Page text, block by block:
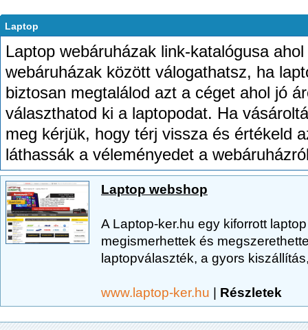
Laptop
Laptop webáruházak link-katalógusa
webáruházak között válogathatsz, ha
biztosan megtalálod azt a céget ahol jó
választhatod ki a laptopodat. Ha
meg kérjük, hogy térj vissza és értékeld
láthassák a véleményedet a
Laptop webshop
A Laptop-ker.hu egy kiforrott
megismerhettek és
laptopválaszték, a gyors
www.laptop-ker.hu | Részletek